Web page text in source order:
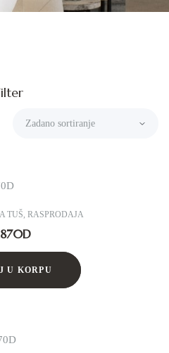
TUŠ, RASPRODAJA
ZA TUŠ A870D
U KORPU